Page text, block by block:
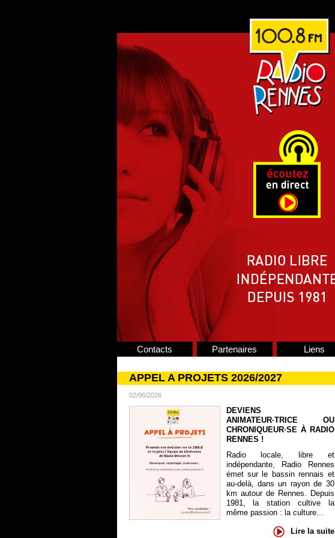
Contacts Partenaires Liens
APPEL A PROJETS 2026/2027
02/06/2026
DEVIENS
ANIMATEUR·TRICE OU
CHRONIQUEUR·SE À RADIO
RENNES !
Radio locale, libre et
indépendante, Radio Rennes
émet sur le bassin rennais et
au-delà, dans un rayon de 30
km autour de Rennes. Depuis
1981, la station cultive la
même passion : la culture...
Lire la suite